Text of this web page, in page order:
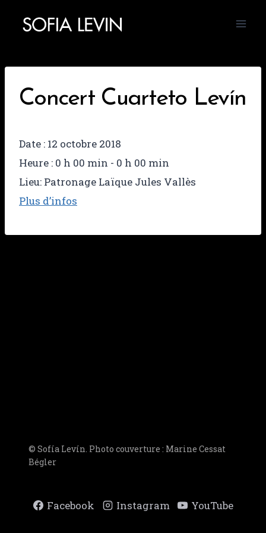
Concert Cuarteto Levín
Date : 12 octobre 2018
Heure : 0 h 00 min - 0 h 00 min
Lieu: Patronage Laïque Jules Vallès
Plus d’infos
© Sofía Levín. Photo couverture : Marine Cessat
Bégler
Facebook Instagram YouTube